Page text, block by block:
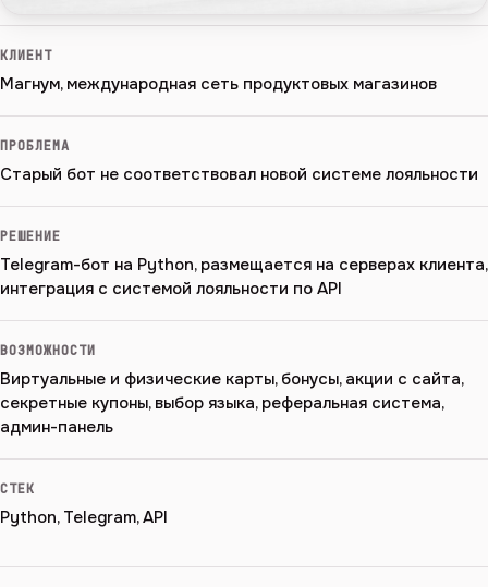
КЛИЕНТ
Магнум, международная сеть продуктовых магазинов
ПРОБЛЕМА
Старый бот не соответствовал новой системе лояльности
РЕШЕНИЕ
Telegram-бот на Python, размещается на серверах клиента,
интеграция с системой лояльности по API
ВОЗМОЖНОСТИ
Виртуальные и физические карты, бонусы, акции с сайта,
секретные купоны, выбор языка, реферальная система,
админ-панель
СТЕК
Python, Telegram, API